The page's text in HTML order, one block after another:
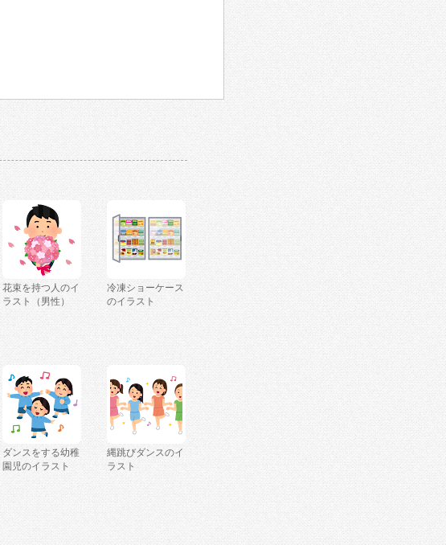
花束を持つ人のイ
ラスト（男性）
冷凍ショーケース
のイラスト
ダンスをする幼稚
園児のイラスト
縄跳びダンスのイ
ラスト